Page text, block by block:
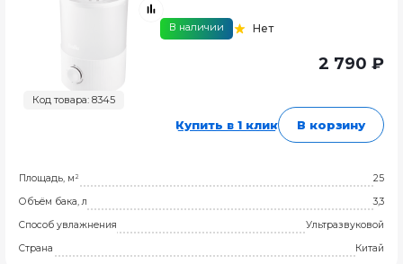
Код товара: 8345
В наличии Нет
2 790 ₽
Купить в 1 клик В корзину
Площадь, м²
25
Объём бака, л
3,3
Способ увлажнения
Ультразвуковой
Страна
Китай